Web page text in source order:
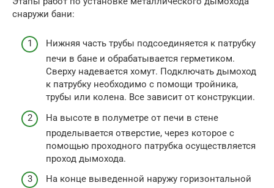
снаружи бани:
Нижняя часть трубы подсоединяется к патрубку
печи в бане и обрабатывается герметиком.
Сверху надевается хомут. Подключать дымоход
к патрубку необходимо с помощи тройника,
трубы или колена. Все зависит от конструкции.
На высоте в полуметре от печи в стене
проделывается отверстие, через которое с
помощью проходного патрубка осуществляется
проход дымохода.
На конце выведенной наружу горизонтальной